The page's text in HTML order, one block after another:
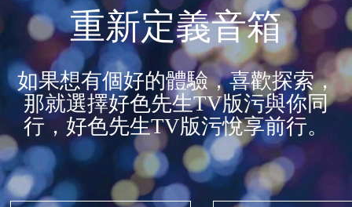
重新定義音箱
如果想有個好的體驗，喜歡探索，
那就選擇好色先生TV版污與你同
行，好色先生TV版污悅享前行。